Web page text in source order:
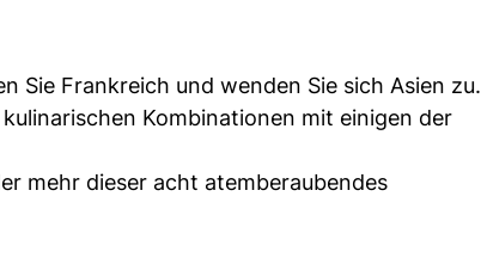
Sie Frankreich und wenden Sie sich Asien zu.
Kombinationen mit einigen der
mehr dieser acht atemberaubendes